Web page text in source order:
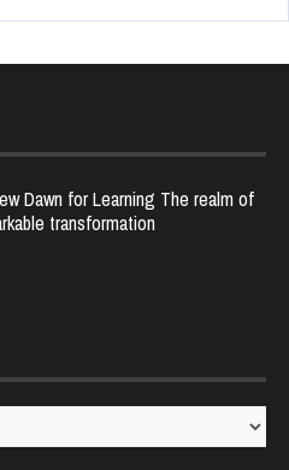
Dawn for Learning The realm of
transformation